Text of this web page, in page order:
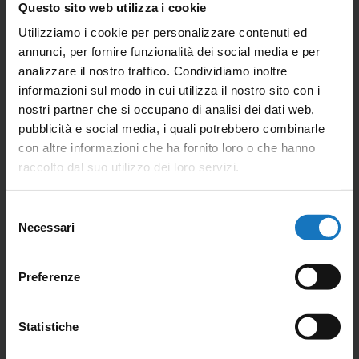
Questo sito web utilizza i cookie
Utilizziamo i cookie per personalizzare contenuti ed
annunci, per fornire funzionalità dei social media e per
analizzare il nostro traffico. Condividiamo inoltre
informazioni sul modo in cui utilizza il nostro sito con i
nostri partner che si occupano di analisi dei dati web,
pubblicità e social media, i quali potrebbero combinarle
con altre informazioni che ha fornito loro o che hanno
raccolto dal suo utilizzo dei loro servizi.
delNecessari
Preferenze
Statistiche
Quido